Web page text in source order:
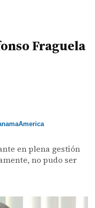
Fraguela
en plena gestión
no pudo ser